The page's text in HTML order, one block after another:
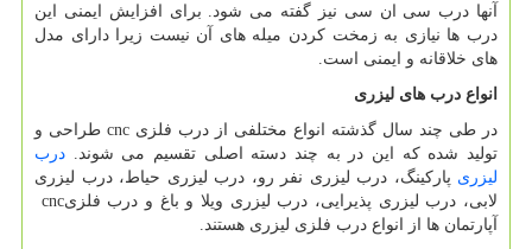
آنها درب سی ان سی نیز گفته می شود. برای افزایش ایمنی این
درب ها نیازی به زمخت کردن میله های آن نیست زیرا دارای مدل
های خلاقانه و ایمنی است.
انواع درب های لیزری
در طی چند سال گذشته انواع مختلفی از درب فلزی cnc طراحی و
تولید شده که این در به چند دسته اصلی تقسیم می شوند. درب
لیزری پارکینگ، درب لیزری نفر رو، درب لیزری حیاط، درب لیزری
لابی، درب لیزری پذیرایی، درب لیزری ویلا و باغ و درب فلزیcnc
آپارتمان ها از انواع درب فلزی لیزری هستند.